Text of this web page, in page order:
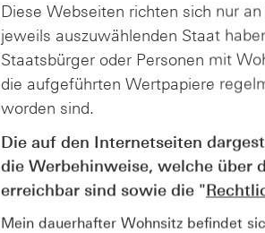
AUGUST
04
Diese Webseiten richten sich nur
jeweils auszuwählenden Staat
Staatsbürger oder Personen mit
die aufgeführten Wertpapiere
worden sind.
Die auf den Internetseiten
die Werbehinweise, welche über
erreichbar sind sowie die "
Mein dauerhafter Wohnsitz befindet